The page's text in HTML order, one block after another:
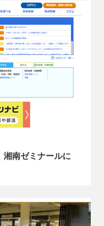
湘南ゼミナールに